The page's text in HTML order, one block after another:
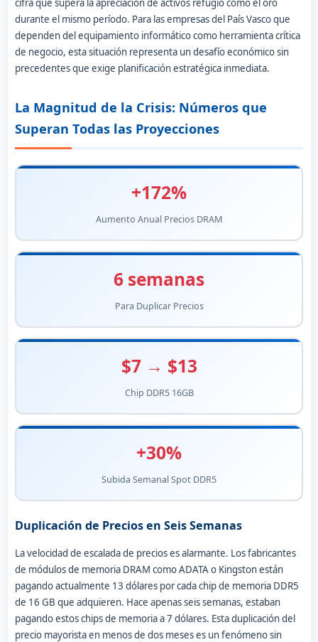
cifra que supera la apreciación de activos refugio como el oro
durante el mismo período. Para las empresas del País Vasco que
dependen del equipamiento informático como herramienta crítica
de negocio, esta situación representa un desafío económico sin
precedentes que exige planificación estratégica inmediata.
La Magnitud de la Crisis: Números que
Superan Todas las Proyecciones
+172%
Aumento Anual Precios DRAM
6 semanas
Para Duplicar Precios
$7 → $13
Chip DDR5 16GB
+30%
Subida Semanal Spot DDR5
Duplicación de Precios en Seis Semanas
La velocidad de escalada de precios es alarmante. Los fabricantes
de módulos de memoria DRAM como ADATA o Kingston están
pagando actualmente 13 dólares por cada chip de memoria DDR5
de 16 GB que adquieren. Hace apenas seis semanas, estaban
pagando estos chips de memoria a 7 dólares. Esta duplicación del
precio mayorista en menos de dos meses es un fenómeno sin